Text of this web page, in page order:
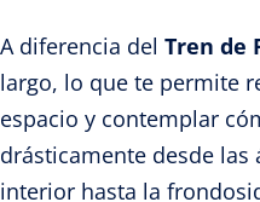
A diferencia del Tren de
largo, lo que te permite
espacio y contemplar
drásticamente desde las
interior hasta la